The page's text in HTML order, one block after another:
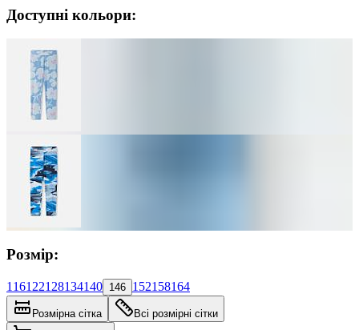
Доступні кольори:
Розмір:
116122128134140 146 152158164
Розмірна сітка Всі розмірні сітки